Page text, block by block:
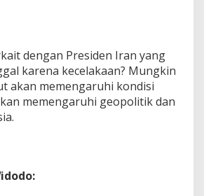
dengan Presiden Iran yang
karena kecelakaan? Mungkin
akan memengaruhi kondisi
memengaruhi geopolitik dan